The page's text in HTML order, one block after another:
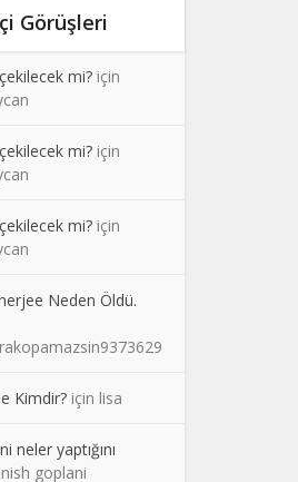
Görüşleri
mi? için
mi? için
mi? için
Neden Öldü.
Kimdir? için lisa
neler yaptığını
goplani